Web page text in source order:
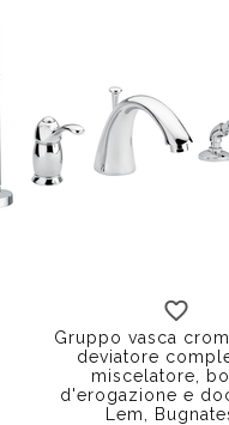
Gruppo vasca
deviatore
miscelatore,
d'erogazione e
Lem,